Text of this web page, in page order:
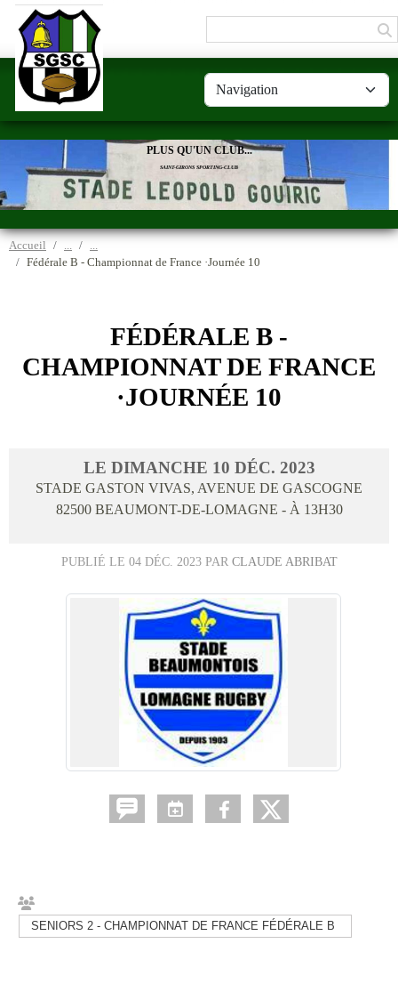
PLUS QU'UN CLUB...
SAINT-GIRONS SPORTING-CLUB
Accueil
Fédérale B - Championnat de France ·Journée 10
FÉDÉRALE B -
CHAMPIONNAT DE FRANCE
·JOURNÉE 10
LE DIMANCHE 10 DÉC. 2023
STADE GASTON VIVAS, AVENUE DE GASCOGNE
82500 BEAUMONT-DE-LOMAGNE - À 13H30
PUBLIÉ LE 04 DÉC. 2023PAR CLAUDE ABRIBAT
SENIORS 2 - CHAMPIONNAT DE FRANCE FÉDÉRALE B
Panneau de gestion des cookies